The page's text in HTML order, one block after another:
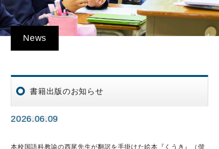
News
書籍出版のお知らせ
2026.06.09
本校国語科教諭の西尾先生が翻訳を手掛けた絵本『くうき』（偕